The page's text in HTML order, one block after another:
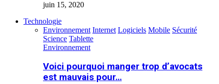
juin 15, 2020
Technologie
Environnement Internet Logiciels Mobile Sécurité
Science Tablette
Environnement
Voici pourquoi manger trop d’avocats
est mauvais pour…